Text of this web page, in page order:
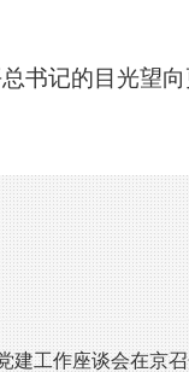
书记的目光望向
建工作座谈会在京